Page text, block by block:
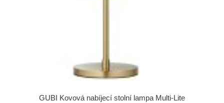
GUBI Kovová nabíjecí stolní lampa Multi-Lite